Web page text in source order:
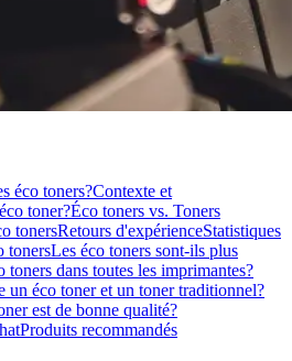
éco toners?Contexte et
toner?Éco toners vs. Toners
tonersRetours d'expérienceStatistiques
tonersLes éco toners sont-ils plus
toners dans toutes les imprimantes?
un éco toner et un toner traditionnel?
est de bonne qualité?
Produits recommandés